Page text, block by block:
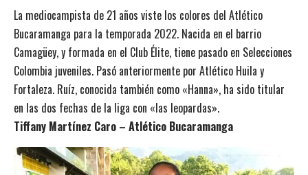
La mediocampista de 21 años viste los colores del Atlético
Bucaramanga para la temporada 2022. Nacida en el barrio
Camagüey, y formada en el Club Élite, tiene pasado en Selecciones
Colombia juveniles. Pasó anteriormente por Atlético Huila y
Fortaleza. Ruíz, conocida también como «Hanna», ha sido titular
en las dos fechas de la liga con «las leopardas».
Tiffany Martínez Caro – Atlético Bucaramanga